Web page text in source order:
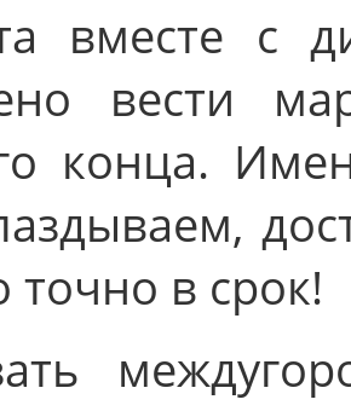
вместе с
вести
конца.
точно в срок!